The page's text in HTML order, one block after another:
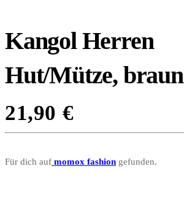
Kangol Herren
Hut/Mütze, braun
21,90 €
Für dich auf momox fashion gefunden.